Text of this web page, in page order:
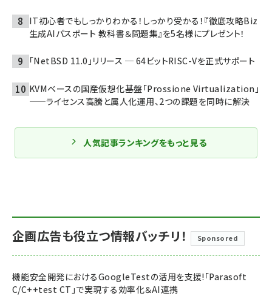
IT初心者でもしっかりわかる！しっかり受かる！『徹底攻略Biz
生成AIパスポート 教科書＆問題集』を5名様にプレゼント！
「NetBSD 11.0」リリース ─ 64ビットRISC-Vを正式サポート
KVMベースの国産仮想化基盤「Prossione Virtualization」
——ライセンス高騰と属人化運用、2つの課題を同時に解決
人気記事ランキングをもっと見る
企画広告も役立つ情報バッチリ！ Sponsored
機能安全開発におけるGoogleTestの活用を支援!「Parasoft
C/C++test CT」で実現する効率化＆AI連携